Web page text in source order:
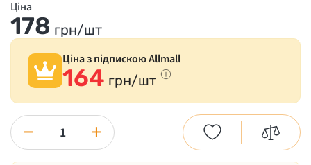
Ціна
178 грн/шт
Ціна з підпискою Allmall
164 грн/шт
− +